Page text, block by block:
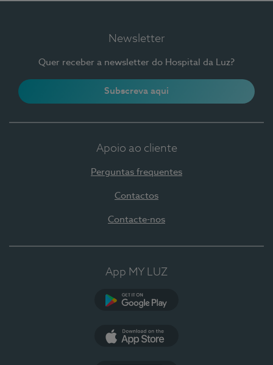
Newsletter
Quer receber a newsletter do Hospital da Luz?
Subscreva aqui
Apoio ao cliente
Perguntas frequentes
Contactos
Contacte-nos
App MY LUZ